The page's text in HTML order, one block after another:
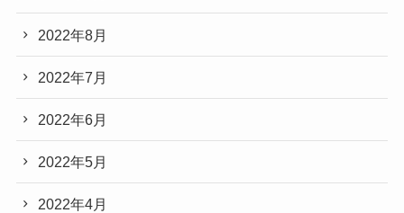
2022年8月
2022年7月
2022年6月
2022年5月
2022年4月